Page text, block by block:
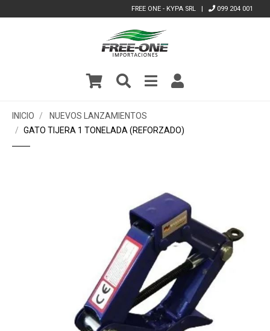
FREE ONE - KYPA SRL | 099 204 001
INICIO
NUEVOS LANZAMIENTOS
GATO TIJERA 1 TONELADA (REFORZADO)